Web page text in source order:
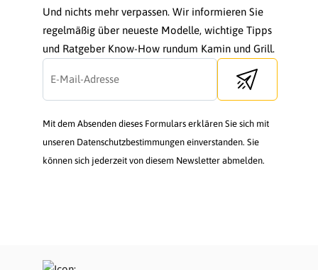
Und nichts mehr verpassen. Wir informieren Sie
regelmäßig über neueste Modelle, wichtige Tipps
und Ratgeber Know-How rundum Kamin und Grill.
Send newsletter
Mit dem Absenden dieses Formulars erklären Sie sich mit
unseren Datenschutzbestimmungen einverstanden. Sie
können sich jederzeit von diesem Newsletter abmelden.